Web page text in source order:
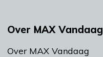
Over MAX Vandaag
Over MAX Vandaag